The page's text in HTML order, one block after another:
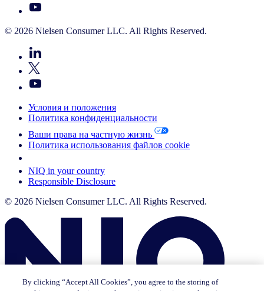
© 2026 Nielsen Consumer LLC. All Rights Reserved.
Условия и положения
Политика конфиденциальности
Ваши права на частную жизнь
Политика использования файлов cookie
NIQ in your country
Responsible Disclosure
© 2026 Nielsen Consumer LLC. All Rights Reserved.
By clicking “Accept All Cookies”, you agree to the storing of